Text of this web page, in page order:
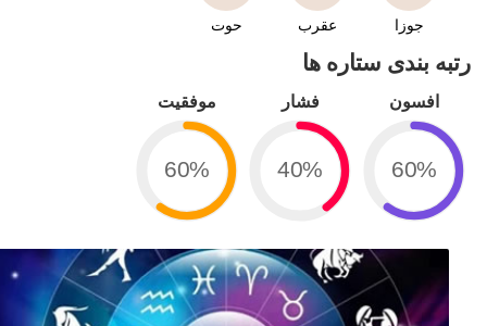
جوزا عقرب حوت
رتبه بندی ستاره ها
افسون
60%
فشار
40%
موفقیت
60%